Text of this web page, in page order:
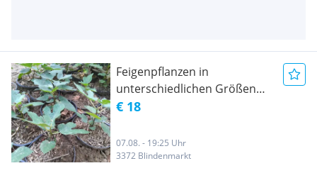
Feigenpflanzen in
unterschiedlichen Größen
erhältlich
€ 18
07.08. - 19:25 Uhr
3372 Blindenmarkt